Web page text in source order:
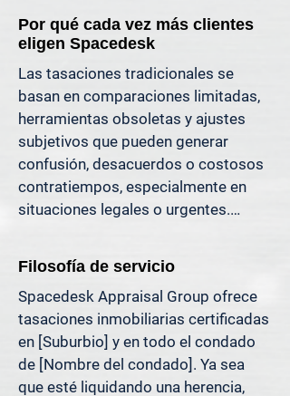
para la venta de una propiedad,
dividiendo bienes en un divorcio,
protestando sus impuestos o
simplemente quiera saber cuánto
capital tiene, ofrecemos tasaciones
claras y justificables que le ayudan a
evitar costosos errores y a avanzar con
confianza.
Apoyamos a propietarios, abogados,
en valores inmobiliarios precisos para
el riesgo donde más importa.
Por qué cada vez más clientes
eligen Spacedesk
Las tasaciones tradicionales se
basan en comparaciones limitadas,
herramientas obsoletas y ajustes
subjetivos que pueden generar
confusión, desacuerdos o costosos
contratiempos, especialmente en
situaciones legales o urgentes.
En Spacedesk, utilizamos datos de
mercado más amplios, registros
verificados y técnicas de modelado
probadas para generar resultados
claros y consistentes que usted
puede respaldar. Es una tasación
inmobiliaria diseñada para las
Filosofía de servicio
Spacedesk Appraisal Group ofrece
tasaciones inmobiliarias certificadas
en [Suburbio] y en todo el condado
de [Nombre del condado]. Ya sea
que esté liquidando una herencia,